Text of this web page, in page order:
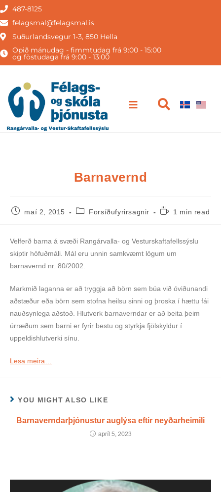
487-8125
felagsmal@felagsmal.is
Suðurlandsvegur 1-3, 850 Hella
Opið mánudag - fimmtudag frá 9:00 - 15:00
og föstudaga frá 9:00 - 13:00
Barnavernd
maí 2, 2015 Forsíðufyrirsagnir 1 min read
Velferð barna á svæði Rangárvalla- og Vesturskaftafellssýslu
skiptir höfuðmáli. Mál eru unnin samkvæmt lögum um
barnavernd nr. 80/2002.
Markmið laganna er að tryggja að börn sem búa við óviðunandi
aðstæður eða börn sem stofna heilsu sinni og þroska í hættu fái
nauðsynlega aðstoð. Hlutverk barnaverndar er að beita þeim
úrræðum sem barni er fyrir bestu og styrkja fjölskyldur í
uppeldishlutverki sínu.
Lesa meira…
YOU MIGHT ALSO LIKE
Barnaverndarþjónustur auglýsa eftir neyðarheimili
apríl 5, 2023